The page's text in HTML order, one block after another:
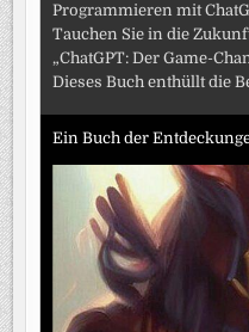
Programmieren mit
Tauchen Sie in die
„ChatGPT: Der Game-
Dieses Buch enthüllt die
Ein Buch der